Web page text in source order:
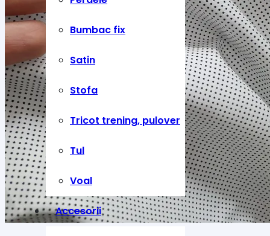
Bumbac fix
Satin
Stofa
Tricot trening, pulover
Tul
Voal
Accesorii